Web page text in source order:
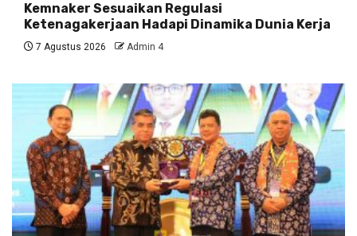
Kemnaker Sesuaikan Regulasi
Ketenagakerjaan Hadapi Dinamika Dunia Kerja
7 Agustus 2026 Admin 4